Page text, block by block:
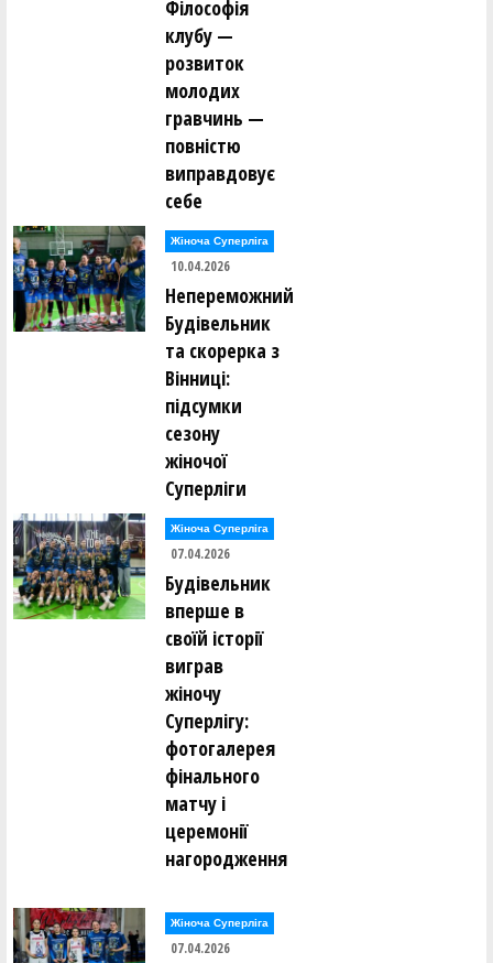
Філософія
клубу —
розвиток
молодих
гравчинь —
повністю
виправдовує
себе
Жіноча Суперліга
10.04.2026
Непереможний
Будівельник
та скорерка з
Вінниці:
підсумки
сезону
жіночої
Суперліги
Жіноча Суперліга
07.04.2026
Будівельник
вперше в
своїй історії
виграв
жіночу
Суперлігу:
фотогалерея
фінального
матчу і
церемонії
нагородження
Жіноча Суперліга
07.04.2026